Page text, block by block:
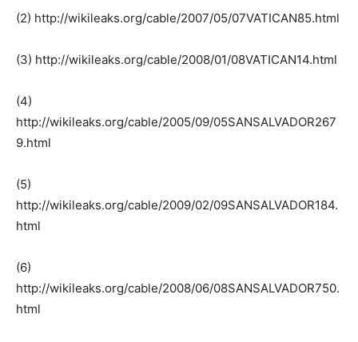
(2) http://wikileaks.org/cable/2007/05/07VATICAN85.html
(3) http://wikileaks.org/cable/2008/01/08VATICAN14.html
(4)
http://wikileaks.org/cable/2005/09/05SANSALVADOR267
9.html
(5)
http://wikileaks.org/cable/2009/02/09SANSALVADOR184.
html
(6)
http://wikileaks.org/cable/2008/06/08SANSALVADOR750.
html